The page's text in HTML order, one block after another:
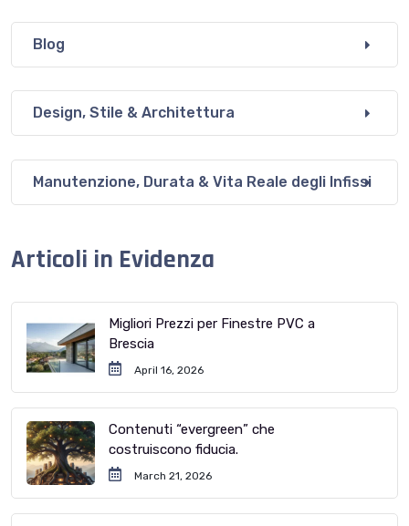
Blog
Design, Stile & Architettura
Manutenzione, Durata & Vita Reale degli Infissi
Articoli in Evidenza
Migliori Prezzi per Finestre PVC a
Brescia
April 16, 2026
Contenuti “evergreen” che
costruiscono fiducia.
March 21, 2026